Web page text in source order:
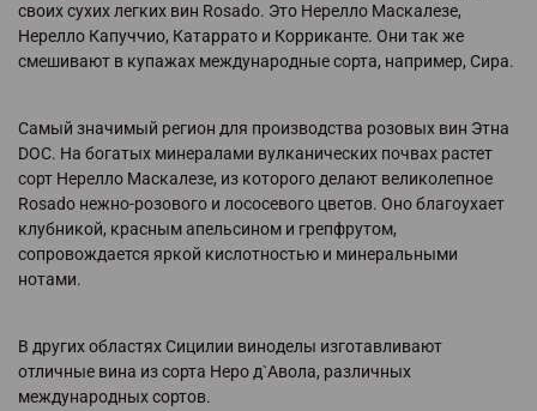
своих сухих легких вин Rosado. Это Нерелло Маскалезе,
Нерелло Капуччио, Катаррато и Корриканте. Они так же
смешивают в купажах международные сорта, например, Сира.
Самый значимый регион для производства розовых вин Этна
DOC. На богатых минералами вулканических почвах растет
сорт Нерелло Маскалезе, из которого делают великолепное
Rosado нежно-розового и лососевого цветов. Оно благоухает
клубникой, красным апельсином и грепфрутом,
сопровождается яркой кислотностью и минеральными
нотами.
В других областях Сицилии виноделы изготавливают
отличные вина из сорта Неро д`Авола, различных
международных сортов.